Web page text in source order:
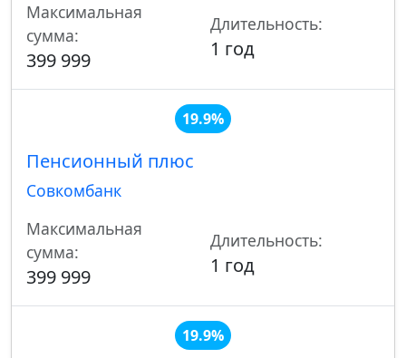
Максимальная
сумма:
399 999
Длительность:
1 год
19.9%
Пенсионный плюс
Совкомбанк
Максимальная
сумма:
399 999
Длительность:
1 год
19.9%